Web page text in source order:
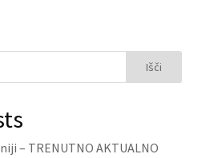
Išči
– TRENUTNO AKTUALNO